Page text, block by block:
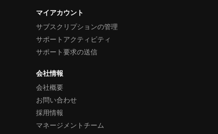
マイアカウント
サブスクリプションの管理
サポートアクティビティ
サポート要求の送信
会社情報
会社概要
お問い合わせ
採用情報
マネージメントチーム